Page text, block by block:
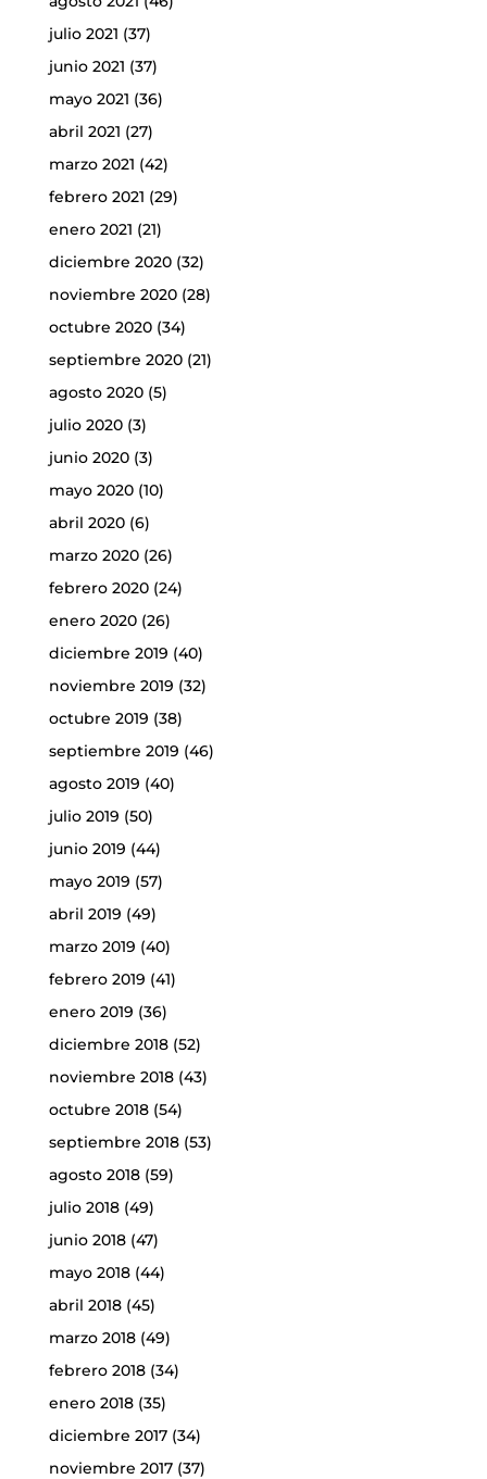
julio 2021 (37)
junio 2021 (37)
mayo 2021 (36)
abril 2021 (27)
marzo 2021 (42)
febrero 2021 (29)
enero 2021 (21)
diciembre 2020(32)
noviembre 2020(28)
octubre 2020(34)
septiembre 2020(21)
agosto 2020(5)
julio 2020(3)
junio 2020(3)
mayo 2020(10)
abril 2020(6)
marzo 2020(26)
febrero 2020(24)
enero 2020(26)
diciembre 2019 (40)
noviembre 2019 (32)
octubre 2019 (38)
septiembre 2019 (46)
agosto 2019 (40)
julio 2019 (50)
junio 2019 (44)
mayo 2019 (57)
abril 2019 (49)
marzo 2019 (40)
febrero 2019 (41)
enero 2019 (36)
diciembre 2018(52)
noviembre 2018(43)
octubre 2018(54)
septiembre 2018(53)
agosto 2018(59)
julio 2018(49)
junio 2018(47)
mayo 2018(44)
abril 2018(45)
marzo 2018(49)
febrero 2018(34)
enero 2018(35)
diciembre 2017(34)
noviembre 2017(37)